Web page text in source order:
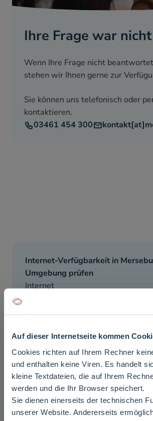
Auf dieser Internetseite kommen
Cookies richten auf Ihrem Rechner
und enthalten keine Viren. Es handelt
kleine Textdateien, die auf Ihrem
werden und die Ihr Browser speichert.
Sie dienen einerseits der technischen
unserer Website. Andererseits
Wichtiger
Ihre Frage war
Wenn Ihre Frage nicht
stehen wir Ihnen gerne zur
Sie können uns telefonisch oder
kontaktieren.
03461 454 300
Internet-Verfügbarkeit in
Umgebung prüfen
Internet
folgende Formular aus.
Internet